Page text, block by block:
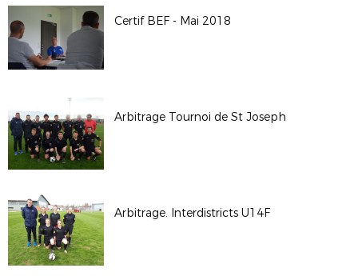
Certif BEF - Mai 2018
Arbitrage Tournoi de St Joseph
Arbitrage. Interdistricts U14F